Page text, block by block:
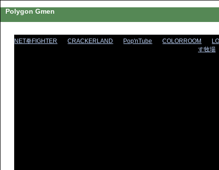
Polygon Gmen
NET拳FIGHTER CRACKERLAND Pop'nTube COLORROOM
す牧場